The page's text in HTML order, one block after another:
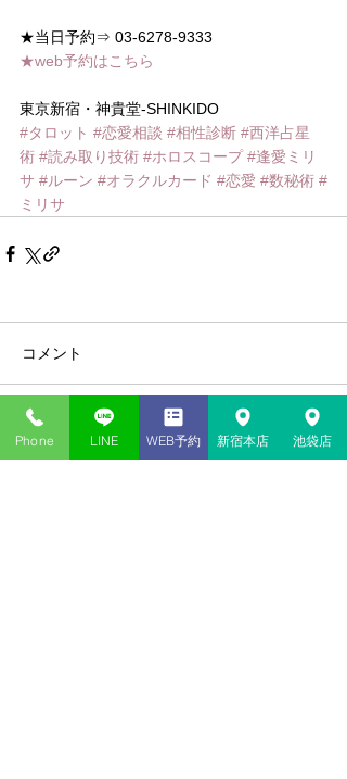
★当日予約⇒ 03-6278-9333
★web予約はこちら
東京新宿・神貴堂-SHINKIDO
#タロット #恋愛相談 #相性診断 #西洋占星
術 #読み取り技術 #ホロスコープ #逢愛ミリ
サ #ルーン #オラクルカード #恋愛 #数秘術 #
ミリサ
コメント
コメントを追加…
Phone LINE WEB予約 新宿本店 池袋店